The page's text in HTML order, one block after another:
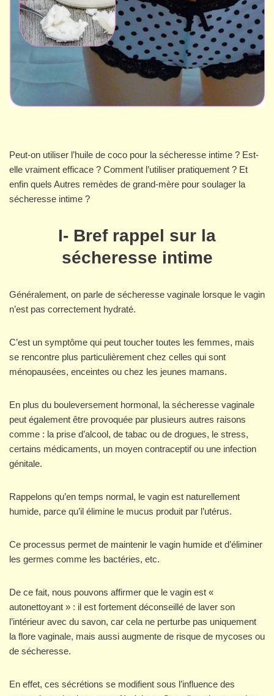
Peut-on utiliser l’huile de coco pour la sécheresse intime ? Est-
elle vraiment efficace ? Comment l’utiliser pratiquement ? Et
enfin quels Autres remèdes de grand-mère pour soulager la
sécheresse intime ?
I- Bref rappel sur la
sécheresse intime
Généralement, on parle de sécheresse vaginale lorsque le vagin
n’est pas correctement hydraté.
C’est un symptôme qui peut toucher toutes les femmes, mais
se rencontre plus particulièrement chez celles qui sont
ménopausées, enceintes ou chez les jeunes mamans.
En plus du bouleversement hormonal, la sécheresse vaginale
peut également être provoquée par plusieurs autres raisons
comme : la prise d’alcool, de tabac ou de drogues, le stress,
certains médicaments, un moyen contraceptif ou une infection
génitale.
Rappelons qu’en temps normal, le vagin est naturellement
humide, parce qu’il élimine le mucus produit par l’utérus.
Ce processus permet de maintenir le vagin humide et d’éliminer
les germes comme les bactéries, etc.
De ce fait, nous pouvons affirmer que le vagin est «
autonettoyant » : il est fortement déconseillé de laver son
l’intérieur avec du savon, car cela ne perturbe pas uniquement
la flore vaginale, mais aussi augmente de risque de mycoses ou
de sécheresse.
En effet, ces sécrétions se modifient sous l’influence des